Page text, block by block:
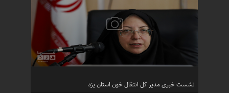
نشست خبری مدیر کل انتقال خون استان یزد